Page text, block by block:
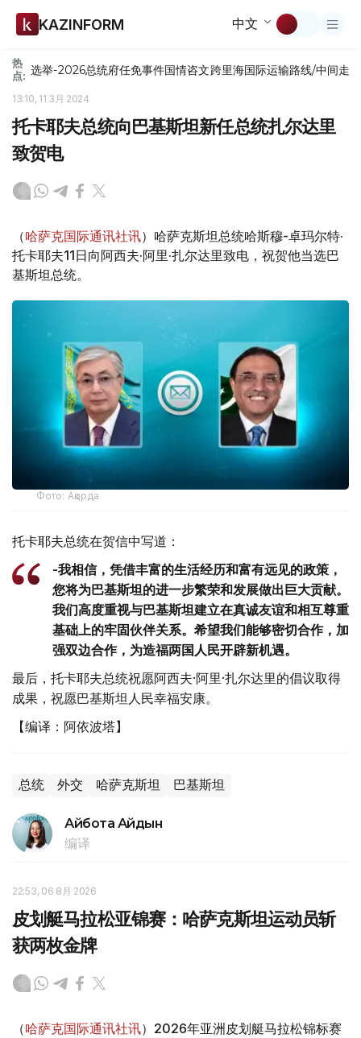
KAZINFORM 中文
热
点: 选举-2026总统府任免事件国情咨文跨里海国际运输路线/中间走廊
13:10, 11 3月 2024
托卡耶夫总统向巴基斯坦新任总统扎尔达里
致贺电
（哈萨克国际通讯社讯）哈萨克斯坦总统哈斯穆-卓玛尔特·
托卡耶夫11日向阿西夫·阿里·扎尔达里致电，祝贺他当选巴
基斯坦总统。
Фото: Ақорда
托卡耶夫总统在贺信中写道：
-我相信，凭借丰富的生活经历和富有远见的政策，
您将为巴基斯坦的进一步繁荣和发展做出巨大贡献。
我们高度重视与巴基斯坦建立在真诚友谊和相互尊重
基础上的牢固伙伴关系。希望我们能够密切合作，加
强双边合作，为造福两国人民开辟新机遇。
最后，托卡耶夫总统祝愿阿西夫·阿里·扎尔达里的倡议取得
成果，祝愿巴基斯坦人民幸福安康。
【编译：阿依波塔】
总统 外交 哈萨克斯坦 巴基斯坦
Айбота Айдын
编译
22:53, 06 8月 2026
皮划艇马拉松亚锦赛：哈萨克斯坦运动员斩
获两枚金牌
（哈萨克国际通讯社讯）2026年亚洲皮划艇马拉松锦标赛